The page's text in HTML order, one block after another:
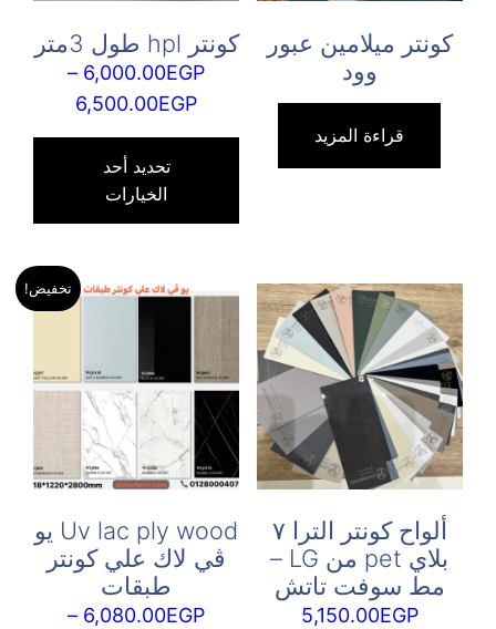
كونتر ميلامين عبور
وود
قراءة المزيد
كونتر hpl طول 3متر
6,000.00EGP
–
6,500.00EGP
نطاق
السعر:
خلال
تحديد أحد
الخيارات
لهذا
ألواح كونتر الترا ٧
بلاي pet من LG –
مط سوفت تاتش
5,150.00EGP
تخفيض!
Uv lac ply wood يو
ڤي لاك علي كونتر
طبقات
6,080.00EGP
–